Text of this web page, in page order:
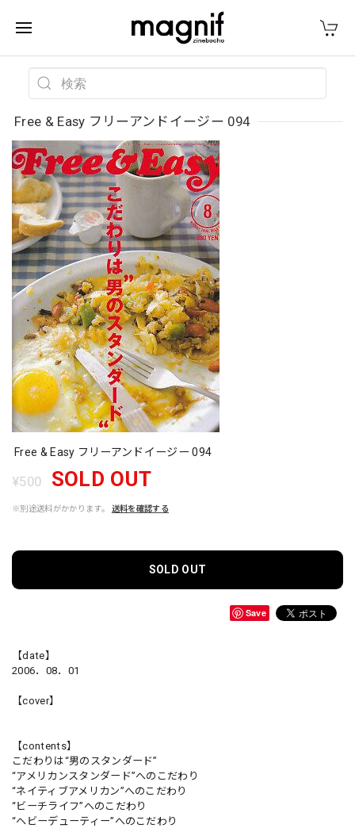
Free & Easy フリーアンドイージー 094
Free & Easy フリーアンドイージー 094
¥500 SOLD OUT
※別途送料がかかります。 送料を確認する
SOLD OUT
Save
【date】
2006．08．01
【cover】
【contents】
こだわりは“男のスタンダード”
“アメリカンスタンダード”へのこだわり
“ネイティブアメリカン”へのこだわり
“ビーチライフ”へのこだわり
“ヘビーデューティー”へのこだわり